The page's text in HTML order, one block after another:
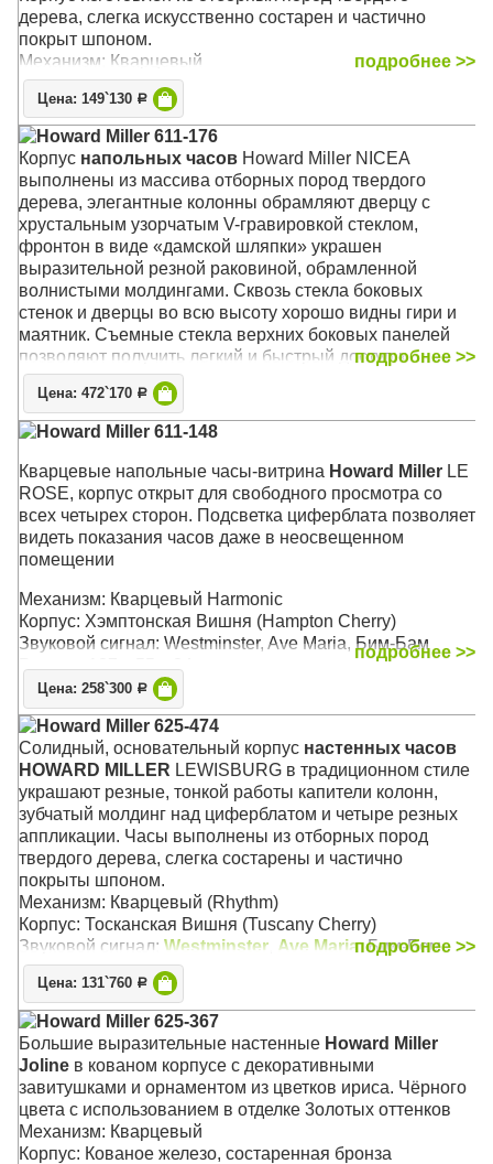
дерева, слегка искусственно состарен и частично
покрыт шпоном.
Механизм: Кварцевый
Корпус: Хэмптонская Вишня (Hampton Cherry)
Звуковой сигнал:Westminster
Размер: 86 x 41 х 16 см
подробнее >>
Цена: 149`130 Р
Howard Miller 611-176
Корпус напольных часов Howard Miller NICEA
выполнены из массива отборных пород твердого
дерева, элегантные колонны обрамляют дверцу с
хрустальным узорчатым V-гравировкой стеклом,
фронтон в виде «дамской шляпки» украшен
выразительной резной раковиной, обрамленной
волнистыми молдингами. Сквозь стекла боковых
стенок и дверцы во всю высоту хорошо видны гири и
маятник. Съемные стекла верхних боковых панелей
позволяют получить легкий и быстрый доступ к
механизму.
Механизм: Механический с тросовым подвесом гирь
(Kieninger, Германия)
Корпус: Saratoga Cherry
Звуковой сигнал:Westminster, Бим-Бом
Размер: 191 x 50 х 29 см
подробнее >>
Цена: 472`170 Р
Howard Miller 611-148
Кварцевые напольные часы-витрина Howard Miller LE
ROSE, корпус открыт для свободного просмотра со
всех четырех сторон. Подсветка циферблата позволяет
видеть показания часов даже в неосвещенном
помещении
Механизм: Кварцевый Harmonic
Корпус: Хэмптонская Вишня (Hampton Cherry)
Звуковой сигнал: Westminster, Ave Maria, Бим-Бам
Размер: 187 x 55 х 34 см
подробнее >>
Цена: 258`300 Р
Howard Miller 625-474
Cолидный, основательный корпус настенных часов
HOWARD MILLER LEWISBURG в традиционном стиле
украшают резные, тонкой работы капители колонн,
зубчатый молдинг над циферблатом и четыре резных
аппликации. Часы выполнены из отборных пород
твердого дерева, слегка состарены и частично
покрыты шпоном.
Механизм: Кварцевый (Rhythm)
Корпус: Тосканская Вишня (Tuscany Cherry)
Звуковой сигнал: Westminster Ave Maria, Бим-Бом
Размер: 69 x 35 х 14 см
подробнее >>
Цена: 131`760 Р
Howard Miller 625-367
Большие выразительные настенные Howard Miller
Joline в кованом корпусе с декоративными
завитушками и орнаментом из цветков ириса. Чёрного
цвета с использованием в отделке 3oлoтых оттенков
Механизм: Кварцевый
Корпус: Кованое железо, состаренная бронза